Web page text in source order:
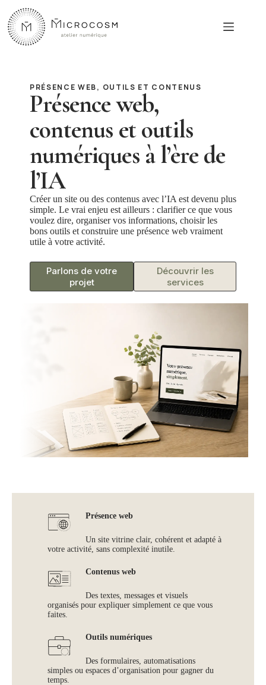
contenu
PRÉSENCE WEB, OUTILS ET CONTENUS
Présence web,
contenus et outils
numériques à l’ère de
l’IA
Créer un site ou des contenus avec l’IA est devenu plus
simple. Le vrai enjeu est ailleurs : clarifier ce que vous
voulez dire, organiser vos informations, choisir les
bons outils et construire une présence web vraiment
utile à votre activité.
Parlons de votre
projet
Découvrir les
services
Présence web
Un site vitrine clair, cohérent et adapté à
votre activité, sans complexité inutile.
Contenus web
Des textes, messages et visuels
organisés pour expliquer simplement ce que vous
faites.
Outils numériques
Des formulaires, automatisations
simples ou espaces d’organisation pour gagner du
temps.